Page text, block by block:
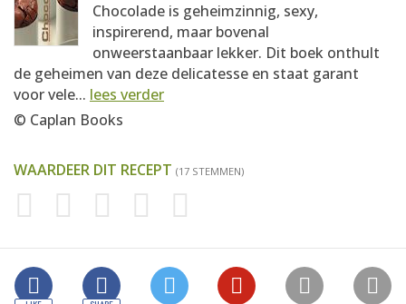
Chocolade is geheimzinnig, sexy,
inspirerend, maar bovenal
onweerstaanbaar lekker. Dit boek onthult
de geheimen van deze delicatesse en staat garant
voor vele... lees verder
© Caplan Books
WAARDEER DIT RECEPT (17 STEMMEN)